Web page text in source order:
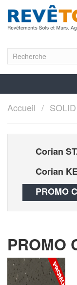
Accueil
Corian
Corian
PROMO
PROMO